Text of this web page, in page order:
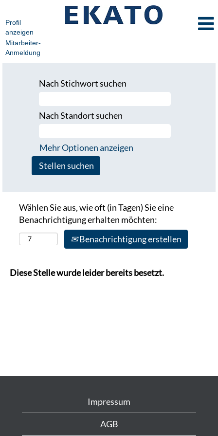
Profil
anzeigen
Mitarbeiter-
Anmeldung
Nach Stichwort suchen
Nach Standort suchen
Mehr Optionen anzeigen
Wählen Sie aus, wie oft (in Tagen) Sie eine
Benachrichtigung erhalten möchten:
Benachrichtigung erstellen
Diese Stelle wurde leider bereits besetzt.
Impressum
AGB